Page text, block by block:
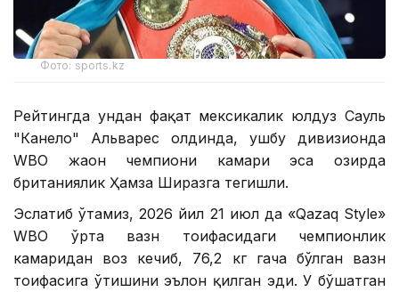
Фото: sports.kz
Рейтингда ундан фақат мексикалик юлдуз Сауль
"Канело" Альварес олдинда, ушбу дивизионда
WBО жаҳон чемпиони камари эса ҳозирда
британиялик Ҳамза Ширазга тегишли.
Эслатиб ўтамиз, 2026 йил 21 июл да «Qazaq Style»
WВО ўрта вазн тоифасидаги чемпионлик
камаридан воз кечиб, 76,2 кг гача бўлган вазн
тоифасига ўтишини эълон қилган эди. У бўшатган